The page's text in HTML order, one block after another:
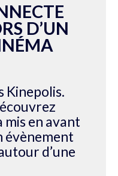
D’UN
Kinepolis.
mis en avant
évènement
d’une